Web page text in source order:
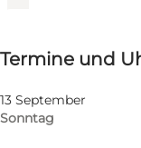
Termine
Termine und
13 September
Sonntag
Website
Kinder,